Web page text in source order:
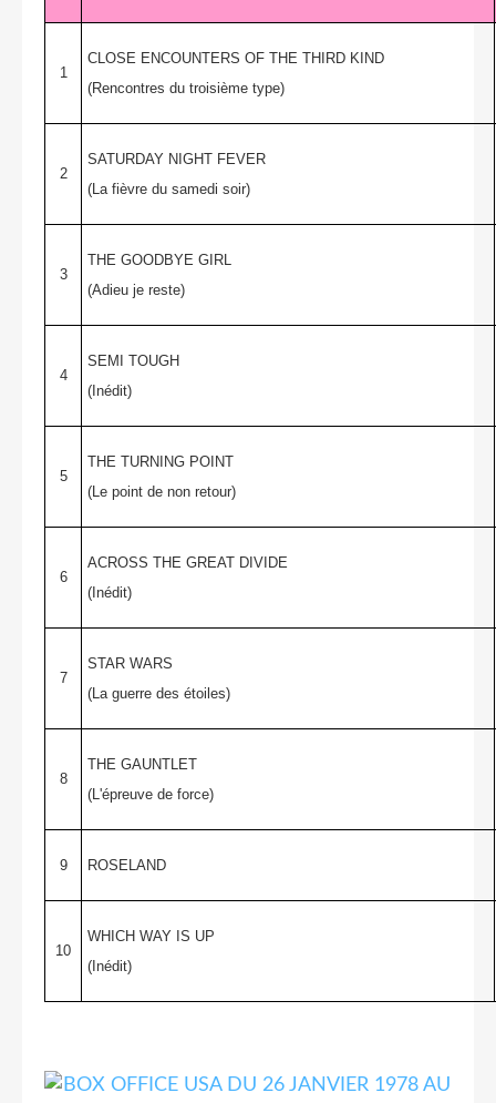
1
CLOSE ENCOUNTERS OF THE THIRD KIND
(Rencontres du troisième type)
2
SATURDAY NIGHT FEVER
(La fièvre du samedi soir)
3
THE GOODBYE GIRL
(Adieu je reste)
4
SEMI TOUGH
(Inédit)
5
THE TURNING POINT
(Le point de non retour)
6
ACROSS THE GREAT DIVIDE
(Inédit)
7
STAR WARS
(La guerre des étoiles)
8
THE GAUNTLET
(L'épreuve de force)
9 ROSELAND
10
WHICH WAY IS UP
(Inédit)